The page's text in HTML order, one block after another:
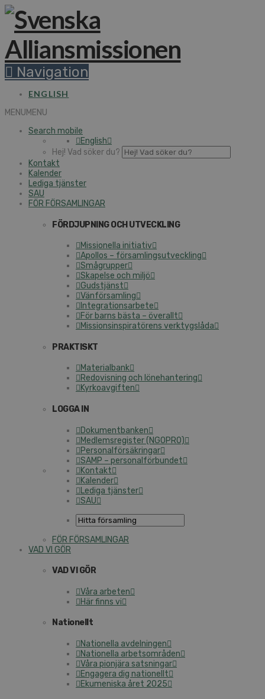
Navigation
ENGLISH
MENUMENU
Search mobile
English
Hej! Vad söker du?
Kontakt
Kalender
Lediga tjänster
SAU
FÖR FÖRSAMLINGAR
FÖRDJUPNING OCH UTVECKLING
Missionella initiativ
Apollos – församlingsutveckling
Smågrupper
Skapelse och miljö
Gudstjänst
Vänförsamling
Integrationsarbete
För barns bästa – överallt
Missionsinspiratörens verktygslåda
PRAKTISKT
Materialbank
Redovisning och lönehantering
Kyrkoavgiften
LOGGA IN
Dokumentbanken
Medlemsregister (NGOPRO)
Personalförsäkringar
SAMP – personalförbundet
Kontakt
Kalender
Lediga tjänster
SAU
FÖR FÖRSAMLINGAR
VAD VI GÖR
VAD VI GÖR
Våra arbeten
Här finns vi
Nationellt
Nationella avdelningen
Nationella arbetsområden
Våra pionjära satsningar
Engagera dig nationellt
Ekumeniska året 2025